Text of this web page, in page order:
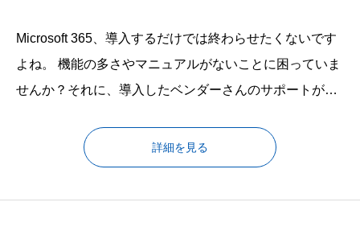
Microsoft 365、導入するだけでは終わらせたくないです
よね。 機能の多さやマニュアルがないことに困っていま
せんか？それに、導入したベンダーさんのサポートがあ
がらない状況に、いらだっているのではないでしょう
か。以前ある経営者さんが、「せっかくいい機能がある
詳細を見る